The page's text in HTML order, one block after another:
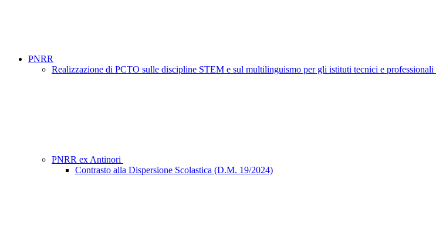
PNRR
Realizzazione di PCTO sulle discipline STEM e sul multilinguismo per gli istituti tecnici e
PNRR ex Antinori
Contrasto alla Dispersione Scolastica (D.M. 19/2024)